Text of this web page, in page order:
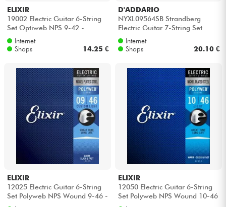
Kinder
Kabel & Zubehöre
HiFi
Bundle
Sehen Sie sich unsere Marken an
ELIXIR
19002 Electric Guitar 6-String
Set Optiweb NPS 9-42 -
Saitensätze
Internet
Shops
14.25 €
D'ADDARIO
NYXL09564SB Strandberg
Electric Guitar 7-String Set
Nickel Round Wound 9.5-64 -
7-saite...
Internet
Shops
20.10 €
ELIXIR
12025 Electric Guitar 6-String
Set Polyweb NPS Wound 9-46 -
Saitensätze
ELIXIR
12050 Electric Guitar 6-String
Set Polyweb NPS Wound 10-46
- Saitensätze